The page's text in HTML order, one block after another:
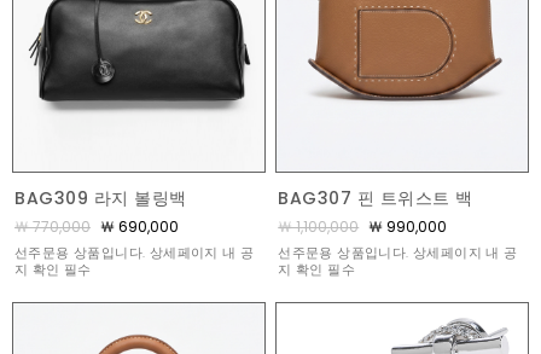
BAG309 라지 볼링백
￦ 770,000 ￦ 690,000
선주문용 상품입니다. 상세페이지 내 공
지 확인 필수
BAG307 핀 트위스트 백
￦ 1,100,000 ￦ 990,000
선주문용 상품입니다. 상세페이지 내 공
지 확인 필수